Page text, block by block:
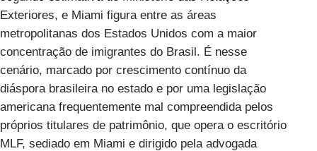
Exteriores, e Miami figura entre as áreas
metropolitanas dos Estados Unidos com a maior
concentração de imigrantes do Brasil. É nesse
cenário, marcado por crescimento contínuo da
diáspora brasileira no estado e por uma legislação
americana frequentemente mal compreendida pelos
próprios titulares de patrimônio, que opera o escritório
MLF, sediado em Miami e dirigido pela advogada